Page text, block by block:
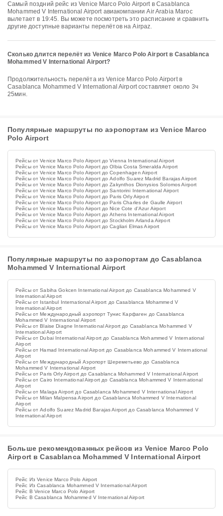
Самый поздний рейс из Venice Marco Polo Airport в Casablanca
Mohammed V International Airport авиакомпании Air Arabia Maroc
вылетает в 19:45. Вы можете посмотреть это расписание и сравнить
другие доступные варианты перелётов на Airpaz.
Сколько длится перелёт из Venice Marco Polo Airport в Casablanca
Mohammed V International Airport?
Продолжительность перелёта из Venice Marco Polo Airport в
Casablanca Mohammed V International Airport составляет около 3ч
25мин.
Популярные маршруты по аэропортам из Venice Marco
Polo Airport
Рейсы от Venice Marco Polo Airport до Vienna International Airport
Рейсы от Venice Marco Polo Airport до Olbia Costa Smeralda Airport
Рейсы от Venice Marco Polo Airport до Copenhagen Airport
Рейсы от Venice Marco Polo Airport до Adolfo Suarez Madrid Barajas Airport
Рейсы от Venice Marco Polo Airport до Zakynthos Dionysios Solomos Airport
Рейсы от Venice Marco Polo Airport до Santorini International Airport
Рейсы от Venice Marco Polo Airport до Paris Orly Airport
Рейсы от Venice Marco Polo Airport до Paris Charles de Gaulle Airport
Рейсы от Venice Marco Polo Airport до Nice Cote d'Azur Airport
Рейсы от Venice Marco Polo Airport до Athens International Airport
Рейсы от Venice Marco Polo Airport до Stockholm Arlanda Airport
Рейсы от Venice Marco Polo Airport до Cagliari Elmas Airport
Популярные маршруты по аэропортам до Casablanca
Mohammed V International Airport
Рейсы от Sabiha Gokcen International Airport до Casablanca Mohammed V
International Airport
Рейсы от Istanbul International Airport до Casablanca Mohammed V
International Airport
Рейсы от Международный аэропорт Тунис Карфаген до Casablanca
Mohammed V International Airport
Рейсы от Blaise Diagne International Airport до Casablanca Mohammed V
International Airport
Рейсы от Dubai International Airport до Casablanca Mohammed V International
Airport
Рейсы от Hamad International Airport до Casablanca Mohammed V International
Airport
Рейсы от Международный Аэропорт Шереметьево до Casablanca
Mohammed V International Airport
Рейсы от Paris Orly Airport до Casablanca Mohammed V International Airport
Рейсы от Cairo International Airport до Casablanca Mohammed V International
Airport
Рейсы от Malaga Airport до Casablanca Mohammed V International Airport
Рейсы от Milan Malpensa Airport до Casablanca Mohammed V International
Airport
Рейсы от Adolfo Suarez Madrid Barajas Airport до Casablanca Mohammed V
International Airport
Больше рекомендованных рейсов из Venice Marco Polo
Airport в Casablanca Mohammed V International Airport
Рейс Из Venice Marco Polo Airport
Рейс Из Casablanca Mohammed V International Airport
Рейс В Venice Marco Polo Airport
Рейс В Casablanca Mohammed V International Airport